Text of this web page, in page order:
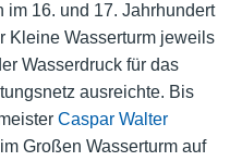
im 16. und 17. Jahrhundert
Kleine Wasserturm jeweils
Wasserdruck für das
ausreichte. Bis
Caspar Walter
Großen Wasserturm auf